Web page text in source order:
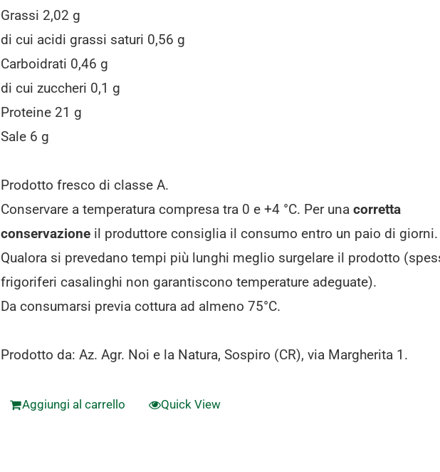
Grassi 2,02 g
di cui acidi grassi saturi 0,56 g
Carboidrati 0,46 g
di cui zuccheri 0,1 g
Proteine 21 g
Sale 6 g
Prodotto fresco di classe A.
Conservare a temperatura compresa tra 0 e +4 °C. Per una corretta
conservazioneil produttore consiglia il consumo entro un paio di giorni.
Qualora si prevedano tempi più lunghi meglio surgelare il prodotto
frigoriferi casalinghi non garantiscono temperature adeguate).
Da consumarsi previa cottura ad almeno 75°C.
Prodotto da: Az. Agr. Noi e la Natura, Sospiro (CR), via Margherita 1.
Aggiungi al carrello Quick View